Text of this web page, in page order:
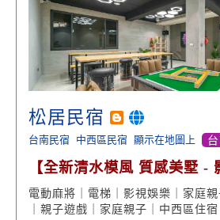
松居民宿
台南民宿 中西區民宿 顯示在地圖上
【全新清水模風 質感美墅 -
體包棟】
電動麻將｜電梯｜影視娛樂｜家庭
｜親子遊戲｜家庭親子｜中西區住